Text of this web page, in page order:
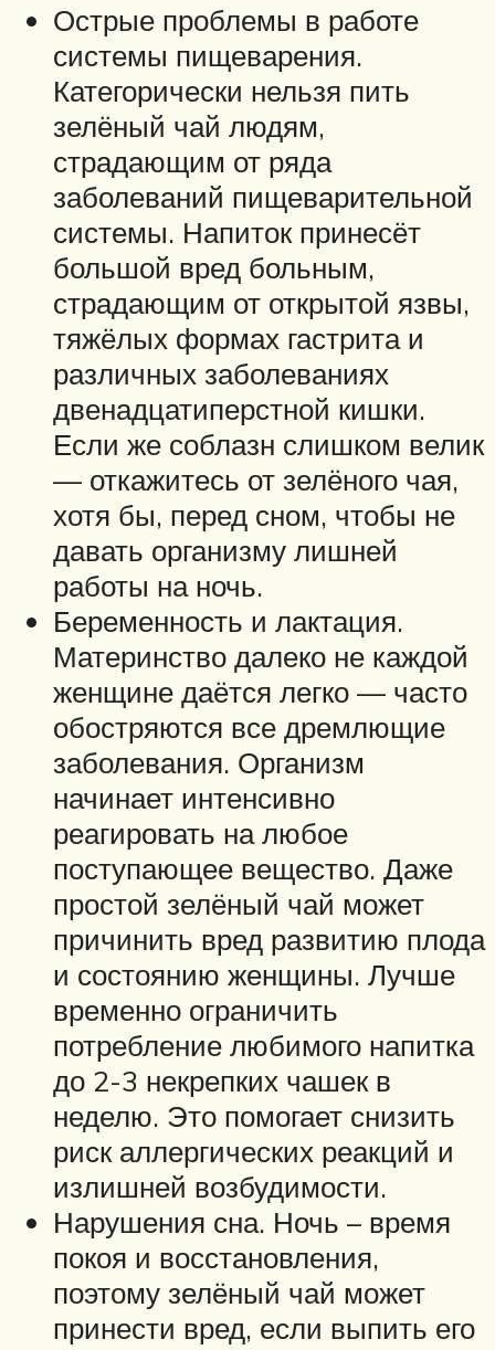
Острые проблемы в работе
системы пищеварения.
Категорически нельзя пить
зелёный чай людям,
страдающим от ряда
заболеваний пищеварительной
системы. Напиток принесёт
большой вред больным,
страдающим от открытой язвы,
тяжёлых формах гастрита и
различных заболеваниях
двенадцатиперстной кишки.
Если же соблазн слишком велик
— откажитесь от зелёного чая,
хотя бы, перед сном, чтобы не
давать организму лишней
работы на ночь.
Беременность и лактация.
Материнство далеко не каждой
женщине даётся легко — часто
обостряются все дремлющие
заболевания. Организм
начинает интенсивно
реагировать на любое
поступающее вещество. Даже
простой зелёный чай может
причинить вред развитию плода
и состоянию женщины. Лучше
временно ограничить
потребление любимого напитка
до 2-3 некрепких чашек в
неделю. Это помогает снизить
риск аллергических реакций и
излишней возбудимости.
Нарушения сна. Ночь – время
покоя и восстановления,
поэтому зелёный чай может
принести вред, если выпить его